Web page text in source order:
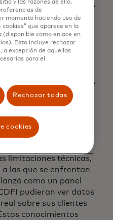
de apoyo para cientos
y
que permiten
de participación,
tecnológicos para
para el desarrollo
años, ha recibido un
Strive USA, entre
y mejorar
que ayuden a
Unidos a llegar y
empresas de sus
limitaciones técnicas,
las que se enfrentan
lanzó como un panel
pudieran ver datos
sobre sus clientes
conocimientos
y las razones de ello.
de
momento haciendo uso de
que aparece en la
como enlace en
Esto incluye rechazar
a excepción de aquellas
para el
Rechazar todas
cookies